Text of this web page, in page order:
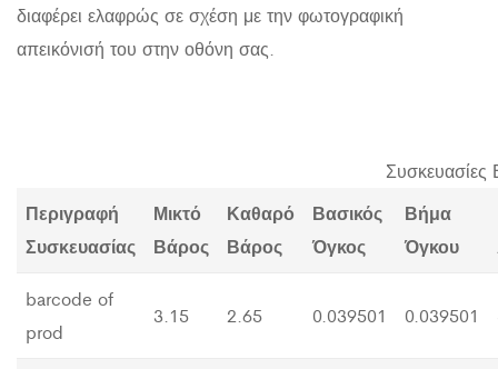
διαφέρει ελαφρώς σε σχέση με την φωτογραφική
απεικόνισή του στην οθόνη σας.
Συσκευασίες
Περιγραφή
Συσκευασίας
Μικτό
Βάρος
Καθαρό
Βάρος
Βασικός
Όγκος
Βήμα
Όγκου
barcode of
prod
3.15 2.65 0.039501 0.039501